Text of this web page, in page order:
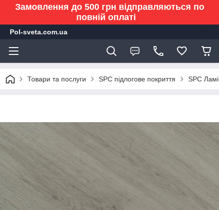
Замовлення до 500 грн відправляються по
повній оплаті
Pol-sveta.com.ua
Товари та послуги SPC підлогове покриття SPC